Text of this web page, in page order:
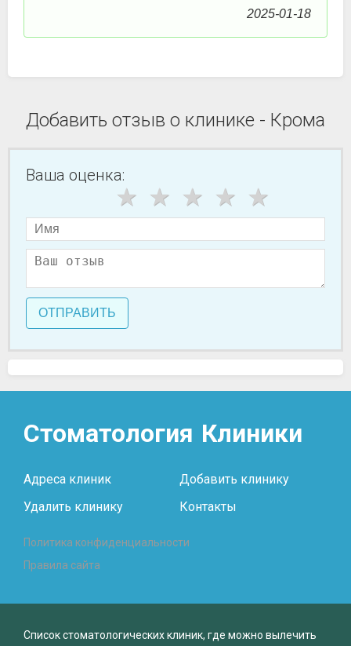
2025-01-18
Добавить отзыв о клинике - Крома
Ваша оценка:
ОТПРАВИТЬ
Стоматология Клиники
Адреса клиник
Добавить клинику
Удалить клинику
Контакты
Политика конфиденциальности
Правила сайта
Список стоматологических клиник, где можно вылечить